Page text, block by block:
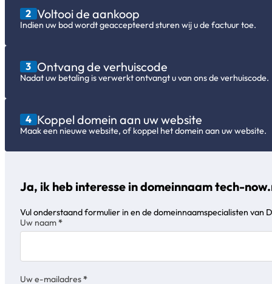
2 Voltooi de aankoop
Indien uw bod wordt geaccepteerd sturen wij u de factuur toe.
3 Ontvang de verhuiscode
Nadat uw betaling is verwerkt ontvangt u van ons de verhuiscode.
4 Koppel domein aan uw website
Maak een nieuwe website, of koppel het domein aan uw website.
Ja, ik heb interesse in domeinnaam tech-
Vul onderstaand formulier in en de domeinnaamspecialisten van
Sectie
Uw naam*
Uw e-mailadres*